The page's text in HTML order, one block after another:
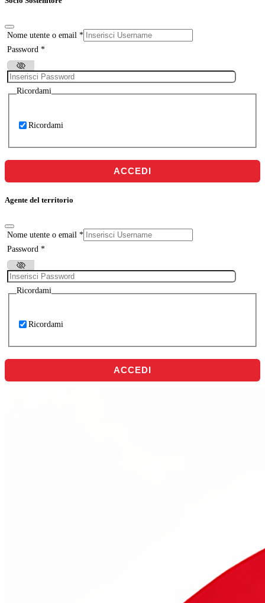
Nome utente o email *
Password *
Ricordami
Ricordami
ACCEDI
Agente del territorio
Nome utente o email *
Password *
Ricordami
Ricordami
ACCEDI